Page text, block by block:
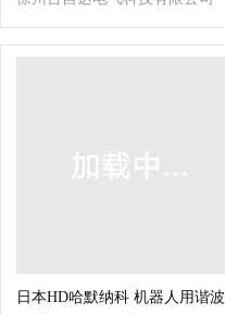
日本HD哈默纳科 机器人用谐波